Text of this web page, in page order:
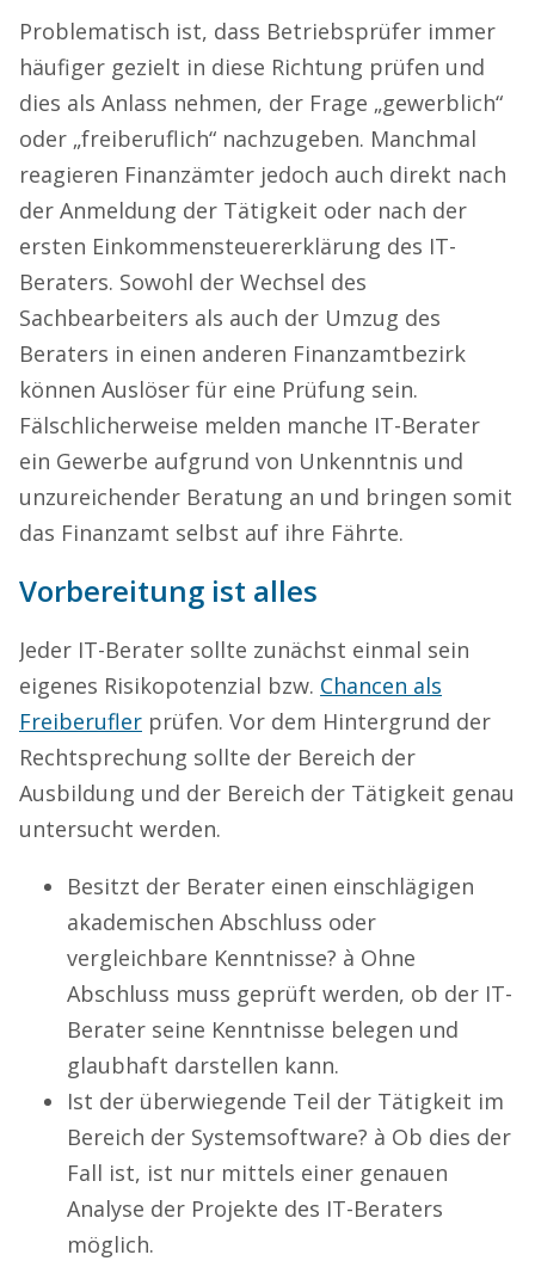
Problematisch ist, dass Betriebsprüfer immer
häufiger gezielt in diese Richtung prüfen und
dies als Anlass nehmen, der Frage „gewerblich“
oder „freiberuflich“ nachzugeben. Manchmal
reagieren Finanzämter jedoch auch direkt nach
der Anmeldung der Tätigkeit oder nach der
ersten Einkommensteuererklärung des IT-
Beraters. Sowohl der Wechsel des
Sachbearbeiters als auch der Umzug des
Beraters in einen anderen Finanzamtbezirk
können Auslöser für eine Prüfung sein.
Fälschlicherweise melden manche IT-Berater
ein Gewerbe aufgrund von Unkenntnis und
unzureichender Beratung an und bringen somit
das Finanzamt selbst auf ihre Fährte.
Vorbereitung ist alles
Jeder IT-Berater sollte zunächst einmal sein
eigenes Risikopotenzial bzw. Chancen als
Freiberufler prüfen. Vor dem Hintergrund der
Rechtsprechung sollte der Bereich der
Ausbildung und der Bereich der Tätigkeit genau
untersucht werden.
Besitzt der Berater einen einschlägigen
akademischen Abschluss oder
vergleichbare Kenntnisse? à Ohne
Abschluss muss geprüft werden, ob der IT-
Berater seine Kenntnisse belegen und
glaubhaft darstellen kann.
Ist der überwiegende Teil der Tätigkeit im
Bereich der Systemsoftware? à Ob dies der
Fall ist, ist nur mittels einer genauen
Analyse der Projekte des IT-Beraters
möglich.